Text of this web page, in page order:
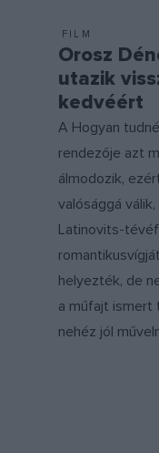
FILM
Orosz
utazik
kedvéért
A Hogyan
rendezője azt
álmodozik,
valósággá
Latinovits-
helyezték, de
a műfajt ismert
nehéz jól